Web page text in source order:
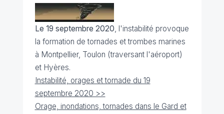
Le 19 septembre 2020, l'instabilité provoque
la formation de tornades et trombes marines
à Montpellier, Toulon (traversant l'aéroport)
et Hyères.
Instabilité, orages et tornade du 19
septembre 2020 >>
Orage, inondations, tornades dans le Gard et